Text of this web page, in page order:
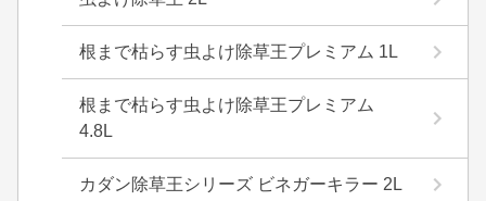
根まで枯らす虫よけ除草王プレミアム 1L
根まで枯らす虫よけ除草王プレミアム
4.8L
カダン除草王シリーズ ビネガーキラー 2L